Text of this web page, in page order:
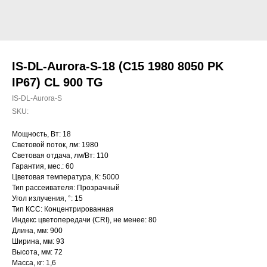
IS-DL-Aurora-S-18 (C15 1980 8050 PK
IP67) CL 900 TG
IS-DL-Aurora-S
SKU:
Мощность, Вт: 18
Световой поток, лм: 1980
Световая отдача, лм/Вт: 110
Гарантия, мес.: 60
Цветовая температура, К: 5000
Тип рассеивателя: Прозрачный
Угол излучения, °: 15
Тип КСС: Концентрированная
Индекс цветопередачи (CRI), не менее: 80
Длина, мм: 900
Ширина, мм: 93
Высота, мм: 72
Масса, кг: 1,6